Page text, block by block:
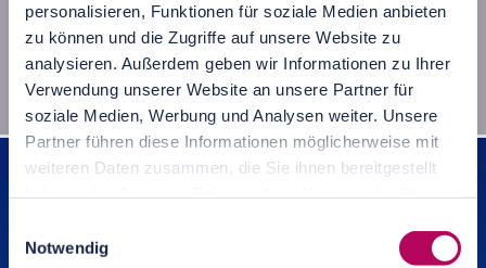
personalisieren, Funktionen für soziale Medien anbieten
zu können und die Zugriffe auf unsere Website zu
analysieren. Außerdem geben wir Informationen zu Ihrer
Verwendung unserer Website an unsere Partner für
soziale Medien, Werbung und Analysen weiter. Unsere
Partner führen diese Informationen möglicherweise mit
weiteren Daten zusammen, die Sie ihnen bereitgestellt
Notwendig
Palais Trauttmansdorff in Wien